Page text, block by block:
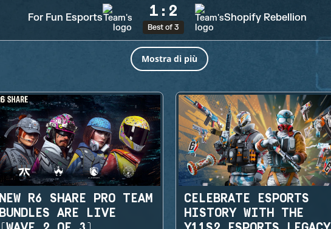
For Fun Esports 1 : 2
Best of 3
Shopify Rebellion
Mostra di più
NEW R6 SHARE PRO TEAM
BUNDLES ARE LIVE
CELEBRATE ESPORTS
HISTORY WITH THE